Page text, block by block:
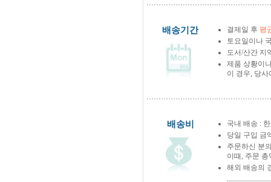
배송기간 결제일 후 평
토요일이나
도서/산간 지
제품 상황이
이 경우, 당
배송비
국내 배송 :
당일 구입 금
주문하신 분
이때, 주문
해외 배송의